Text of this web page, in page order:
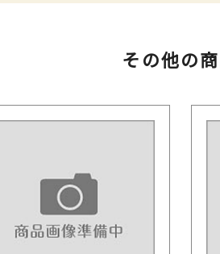
その他の